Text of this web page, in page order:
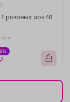
розовых роз 40